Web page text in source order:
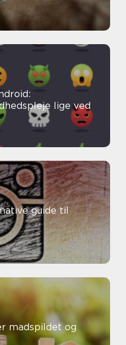
lige ved
guide til
madspildet og